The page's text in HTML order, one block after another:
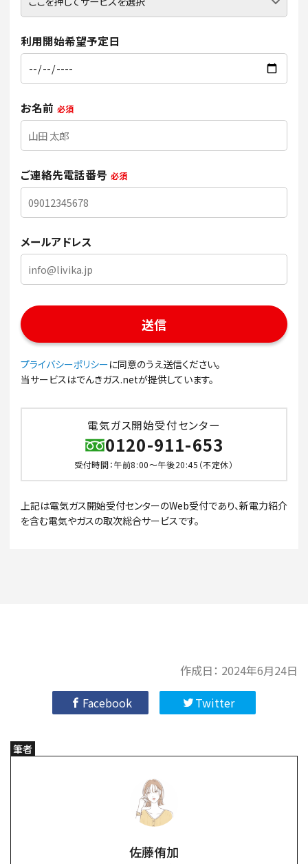
利用開始希望予定日
お名前 必須
ご連絡先電話番号 必須
メールアドレス
プライバシーポリシーに同意のうえ送信ください。
当サービスはでんきガス.netが提供しています。
電気ガス開始受付センター
0120-911-653
受付時間：午前8:00～午後20:45（不定休）
上記は電気ガス開始受付センターのWeb受付であり、新電力紹介
を含む電気やガスの取次総合サービスです。
作成日： 2024年6月24日
Facebook
Twitter
筆者
佐藤侑加